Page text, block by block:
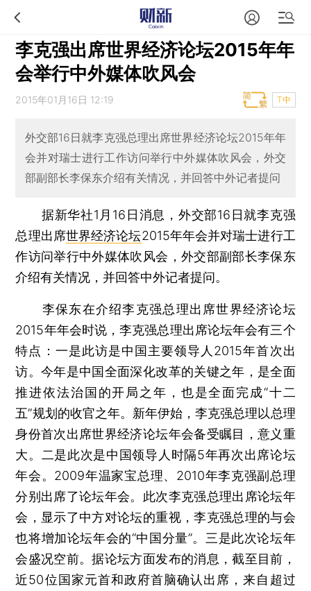
李克强出席世界经济论坛2015年年
会举行中外媒体吹风会
2015年01月16日 12:19 T中
外交部16日就李克强总理出席世界经济论坛2015年年
会并对瑞士进行工作访问举行中外媒体吹风会，外交
部副部长李保东介绍有关情况，并回答中外记者提问
据新华社1月16日消息，外交部16日就李克强
总理出席世界经济论坛2015年年会并对瑞士进行工
作访问举行中外媒体吹风会，外交部副部长李保东
介绍有关情况，并回答中外记者提问。
李保东在介绍李克强总理出席世界经济论坛
2015年年会时说，李克强总理出席论坛年会有三个
特点：一是此访是中国主要领导人2015年首次出
访。今年是中国全面深化改革的关键之年，是全面
推进依法治国的开局之年，也是全面完成“十二
五”规划的收官之年。新年伊始，李克强总理以总理
身份首次出席世界经济论坛年会备受瞩目，意义重
大。二是此次是中国领导人时隔5年再次出席论坛
年会。2009年温家宝总理、2010年李克强副总理
分别出席了论坛年会。此次李克强总理出席论坛年
会，显示了中方对论坛的重视，李克强总理的与会
也将增加论坛年会的“中国分量”。三是此次论坛年
会盛况空前。据论坛方面发布的消息，截至目前，
近50位国家元首和政府首脑确认出席，来自超过